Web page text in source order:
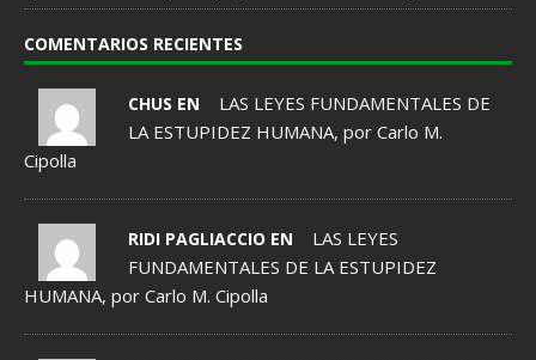
COMENTARIOS RECIENTES
CHUS EN
LAS LEYES FUNDAMENTALES DE
LA ESTUPIDEZ HUMANA, por Carlo M.
Cipolla
RIDI PAGLIACCIO EN
LAS LEYES
FUNDAMENTALES DE LA ESTUPIDEZ
HUMANA, por Carlo M. Cipolla